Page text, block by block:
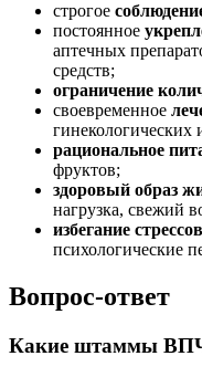
строгое
постоянное
аптечных
средств;
ограничение
своевременное
гинекологических
рациональное
фруктов;
здоровый образ
нагрузка, свежий
избегание стрессов
психологические
Вопрос-ответ
Какие штаммы